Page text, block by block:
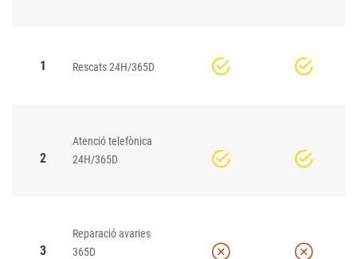
1 Rescats 24H/365D
2
Atenció telefònica
24H/365D
3
Reparació avaries
365D